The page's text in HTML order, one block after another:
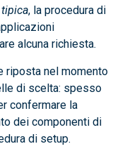
tipica, la procedura di
alcuna richiesta.
riposta nel momento
di scelta: spesso
confermare la
dei componenti di
di setup.